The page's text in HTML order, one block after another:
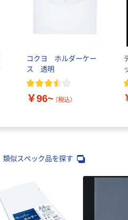
コクヨ ホルダーケー
ス 透明
￥96~ （税込）
類似スペック品を探す